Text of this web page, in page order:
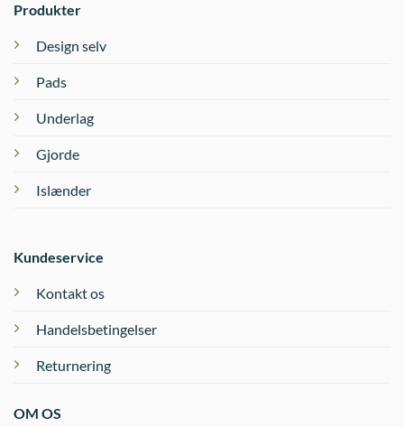
Produkter
Design selv
Pads
Underlag
Gjorde
Islænder
Kundeservice
Kontakt os
Handelsbetingelser
Returnering
OM OS